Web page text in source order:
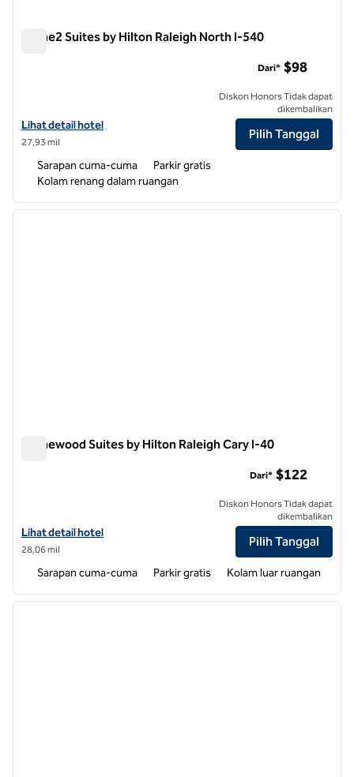
Home2 Suites by Hilton Raleigh North I-540
Lihat detail hotel untuk Home2 Suites by Hilton Raleigh North I-540
Lihat detail hotel
27,93 mil
Dari* $98
Diskon Honors Tidak dapat
dikembalikan
Pilih Tanggal
Sarapan cuma-cuma
Parkir gratis
Kolam renang dalam ruangan
1 dari 12
Homewood Suites by Hilton Raleigh Cary I-40
Lihat detail hotel untuk Homewood Suites by Hilton Raleigh Cary I-
Lihat detail hotel
28,06 mil
Dari* $122
Diskon Honors Tidak dapat
dikembalikan
Pilih Tanggal
Sarapan cuma-cuma Parkir gratis Kolam luar ruangan
1 dari 7